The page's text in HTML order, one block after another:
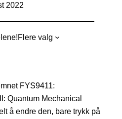
2022
Flere valg
FYS9411:
Quantum Mechanical
å endre den, bare trykk på